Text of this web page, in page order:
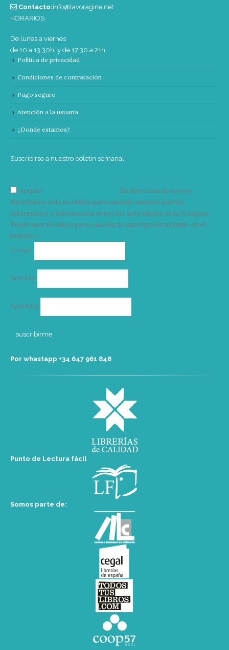
Contacto:info@lavoragine.net
HORARIOS
De lunes a viernes
de 10 a 13:30h. y de 17:30 a 21h.
Política de privacidad
Condiciones de contratación
Pago seguro
Atención a la usuaria
¿Donde estamos?
Suscribirse a nuestro boletín semanal
Acepto
Su dirección de correo
electrónico solo se utiliza para enviarle nuestro boletín
informativo e información sobre las actividades de la Vorágine.
Puede usar el enlace para cancelar la suscripción incluido en el
boletín. >
E-mail*
Nombre
Apellidos
Por whastapp +34 ‭647 961 848‬
Punto de Lectura fácil
Somos parte de: